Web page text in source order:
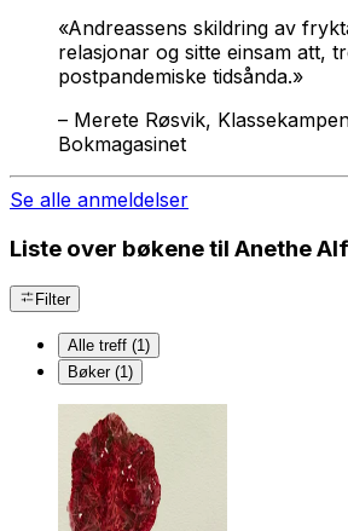
«Andreassens skildring av
relasjonar og sitte einsam att,
postpandemiske tidsånda.»
– Merete Røsvik,
Bokmagasinet
Se alle anmeldelser
Liste over bøkene til Anethe
Filter
Alle treff (1)
Bøker (1)